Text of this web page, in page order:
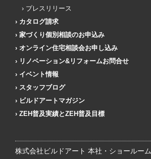
プレスリリース
カタログ請求
家づくり個別相談のお申込み
オンライン住宅相談会お申し込み
リノベーション&リフォームお問合せ
イベント情報
スタッフブログ
ビルドアートマガジン
ZEH普及実績とZEH普及目標
株式会社ビルドアート 本社・ショールーム